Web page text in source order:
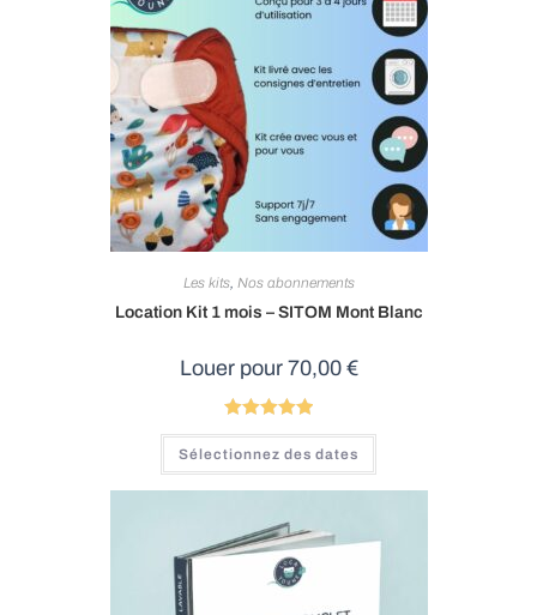
Les kits, Nos abonnements
Location Kit 1 mois – SITOM Mont Blanc
Louer pour 70,00 €
Note5.00
sur 5
Sélectionnez des dates